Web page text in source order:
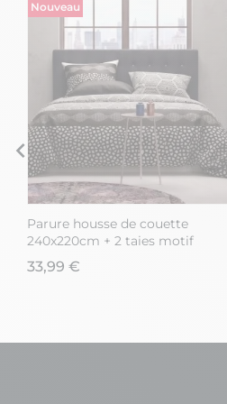
Nouveau
Parure housse de couette
240x220cm + 2 taies motif
graphique gris perle et noir 100%
coton - NAZIM
33,99 €